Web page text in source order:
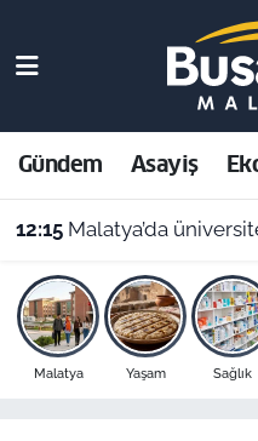
Gündem Asayiş
12:15 Malatya’da üniversitesi yarım
Malatya Yaşam Sağlık
Asayiş
Ekonomi
Dünya
Bölge
Malatya Nöbetçi
Malatya Hava
Malatya Namaz
Malatya Trafik
Süper Lig Puan